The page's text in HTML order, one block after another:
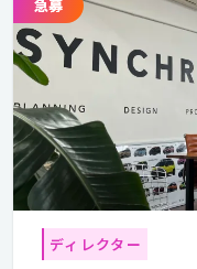
ディレクター